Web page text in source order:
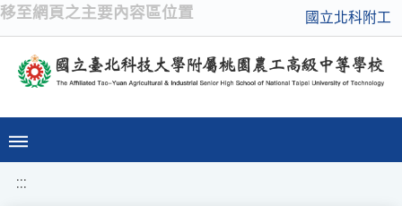
移至網頁之主要內容區位置 國立北科附工
:::